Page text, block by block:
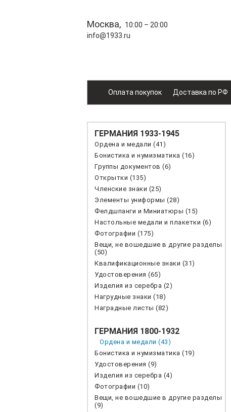
Москва, 10:00 – 20:00
info@1933.ru
Оплата покупок Доставка по РФ
ГЕРМАНИЯ 1933-1945
Ордена и медали (41)
Бонистика и нумизматика (16)
Группы документов (6)
Открытки (135)
Членские знаки (25)
Элементы униформы (28)
Фелдшпанги и Миниатюры (15)
Настольные медали и плакетки (6)
Фотографии (175)
Вещи, не вошедшие в другие разделы
(50)
Квалификационные знаки (31)
Удостоверения (65)
Изделия из серебра (2)
Нагрудные знаки (18)
Наградные листы (82)
ГЕРМАНИЯ 1800-1932
Ордена и медали (43)
Бонистика и нумизматика (19)
Удостоверения (9)
Изделия из серебра (4)
Фотографии (10)
Вещи, не вошедшие в другие разделы
(9)